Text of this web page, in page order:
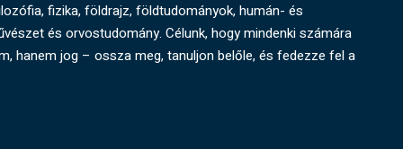
fizika, földrajz, földtudományok, humán- és
és orvostudomány. Célunk, hogy mindenki számára
hanem jog – ossza meg, tanuljon belőle, és fedezze fel a